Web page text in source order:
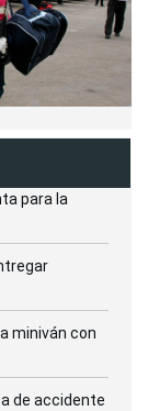
para la
miniván con
de accidente